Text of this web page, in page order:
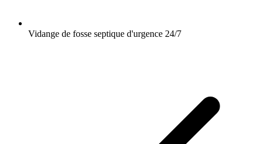
Vidange de fosse septique d'urgence 24/7